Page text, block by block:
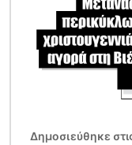
Δημοσιεύθηκε